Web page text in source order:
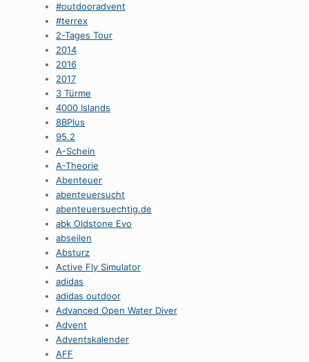
#outdooradvent
#terrex
2-Tages Tour
2014
2016
2017
3 Türme
4000 Islands
8BPlus
95.2
A-Schein
A-Theorie
Abenteuer
abenteuersucht
abenteuersuechtig.de
abk Oldstone Evo
abseilen
Absturz
Active Fly Simulator
adidas
adidas outdoor
Advanced Open Water Diver
Advent
Adventskalender
AFF